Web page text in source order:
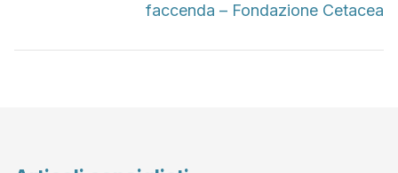
faccenda – Fondazione Cetacea